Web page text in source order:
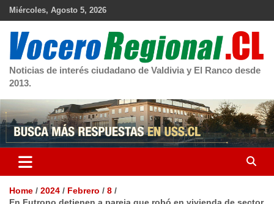
Skip
Miércoles, Agosto 5, 2026
Noticias de interés ciudadano de Valdivia y El Ranco desde
2013.
Home 2024 Febrero
8